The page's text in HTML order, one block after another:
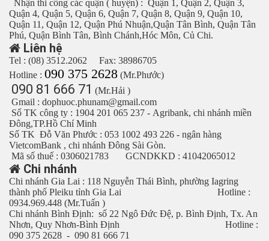
Nhận thi công các quận ( huyện) : Quận 1, Quận 2, Quận 3,
Quận 4, Quận 5, Quận 6, Quận 7, Quận 8, Quận 9, Quận 10,
Quận 11, Quận 12, Quận Phú Nhuận,Quận Tân Bình, Quận Tân
Phú, Quận Bình Tân, Bình Chánh,Hóc Môn, Củ Chi.
Liên hệ
Tel : (08) 3512.2062 Fax: 38986705
Hotline : 090 375 2628 (Mr.Phước)
090 81 666 71 (Mr.Hải )
Gmail : dophuoc.phunam@gmail.com
Số TK công ty : 1904 201 065 237 - Agribank, chi nhánh miền
Đông,TP.Hồ Chí Minh
Số TK Đỗ Văn Phước : 053 1002 493 226 - ngân hàng
VietcomBank , chi nhánh Đông Sài Gòn.
Mã số thuế : 0306021783 GCNDKKD : 41042065012
Chi nhánh
Chi nhánh Gia Lai : 118 Nguyễn Thái Bình, phường Iagring
thành phố Pleiku tỉnh Gia Lai Hotline :
0934.969.448 (Mr.Tuấn )
Chi nhánh Bình Định: số 22 Ngô Đức Đệ, p. Bình Định, Tx. An
Nhơn, Quy Nhơn-Bình Định Hotline :
090 375 2628 - 090 81 666 71